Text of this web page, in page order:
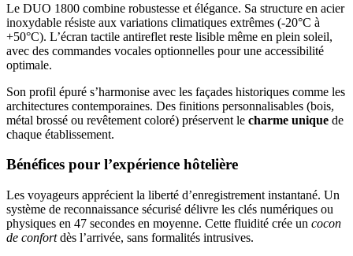
Le DUO 1800 combine robustesse et élégance. Sa structure en acier
inoxydable résiste aux variations climatiques extrêmes (-20°C à
+50°C). L’écran tactile antireflet reste lisible même en plein soleil,
avec des commandes vocales optionnelles pour une accessibilité
optimale.
Son profil épuré s’harmonise avec les façades historiques comme les
architectures contemporaines. Des finitions personnalisables (bois,
métal brossé ou revêtement coloré) préservent le charme unique de
chaque établissement.
Bénéfices pour l’expérience hôtelière
Les voyageurs apprécient la liberté d’enregistrement instantané. Un
système de reconnaissance sécurisé délivre les clés numériques ou
physiques en 47 secondes en moyenne. Cette fluidité crée un cocon
de confortdès l’arrivée, sans formalités intrusives.